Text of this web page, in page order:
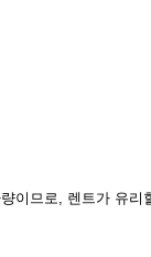
이므로, 렌트가 유리